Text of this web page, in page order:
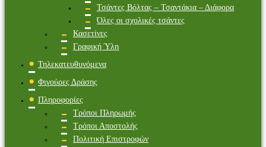
Τσάντες Βόλτας – Τσαντάκια – Διάφορα
Όλες οι σχολικές τσάντες
Κασετίνες
Γραφική Ύλη
Τηλεκατευθυνόμενα
Φιγούρες Δράσης
Πληροφορίες
Τρόποι Πληρωμής
Τρόποι Αποστολής
Πολιτική Επιστροφών